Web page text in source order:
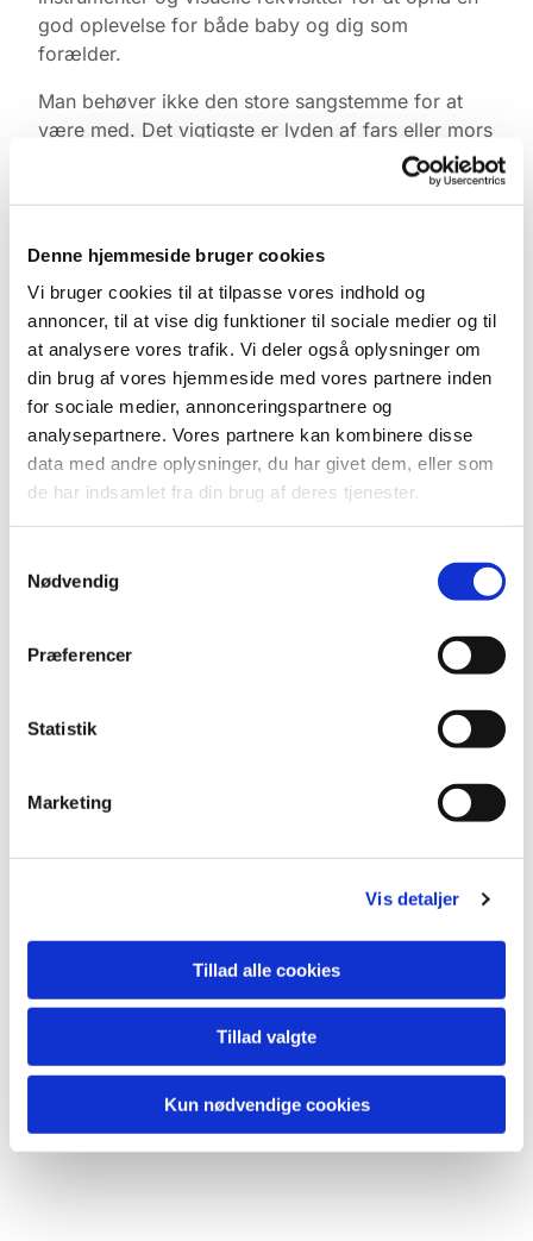
Denne hjemmeside bruger cookies
Vi bruger cookies til at tilpasse vores indhold og
annoncer, til at vise dig funktioner til sociale medier og til
at analysere vores trafik. Vi deler også oplysninger om
din brug af vores hjemmeside med vores partnere inden
for sociale medier, annonceringspartnere og
analysepartnere. Vores partnere kan kombinere disse
data med andre oplysninger, du har givet dem, eller som
de har indsamlet fra din brug af deres tjenester.
Nødvendig
Præferencer
Statistik
Marketing
Vis detaljer
Tillad alle cookies
Tillad valgte
Kun nødvendige cookies
god oplevelse for både baby og dig som
forælder.
Man behøver ikke den store sangstemme for at
være med. Det vigtigste er lyden af fars eller mors
stemme, legen, nærværet og øjenkontakten.
Tilmelding & information
Yderligere info kan ske til korleder Sanja Lykke
Albrekt på mail: sanja.albrekt@gmail.com eller på
telefon 55 25 16 51 (ring/sms).
Den1. maj er der mulighed for at invitere familie
og venner til at komme og se,
hvad vi har lavet. Det erkl. 16:30denne dag.
Du vil måske også kunne
lide...